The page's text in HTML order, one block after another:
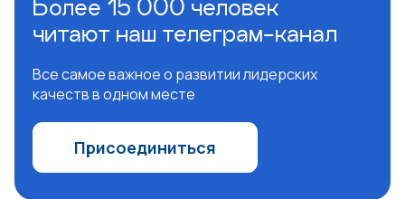
Более 15 000 человек
читают наш телеграм-канал
Все самое важное о развитии лидерских
качеств в одном месте
Присоединиться